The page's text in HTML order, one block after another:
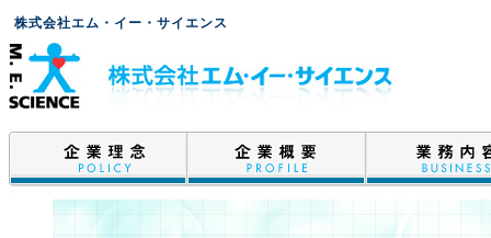
株式会社エム・イー・サイエンス
企業理念